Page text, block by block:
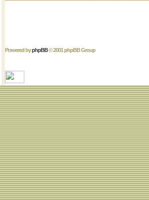
Powered byphpBB© 2001 phpBB Group